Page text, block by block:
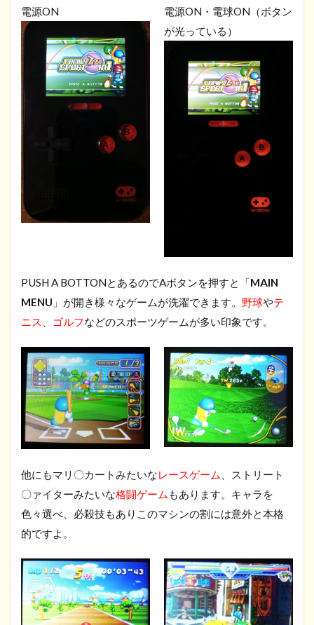
電源ON
電源ON・電球ON（ボタン
が光っている）
PUSH A BOTTONとあるのでAボタンを押すと「MAIN
MENU 」が開き様々なゲームが洗濯できます。 野球やテ
ニス
ゴルフなどのスポーツゲームが多い印象です。
他にもマリ〇カートみたいなレースゲーム
、ストリート
〇ァイターみたいな格闘ゲーム もあります。キャラを
色々選べ、必殺技もありこのマシンの割には意外と本格
的ですよ。